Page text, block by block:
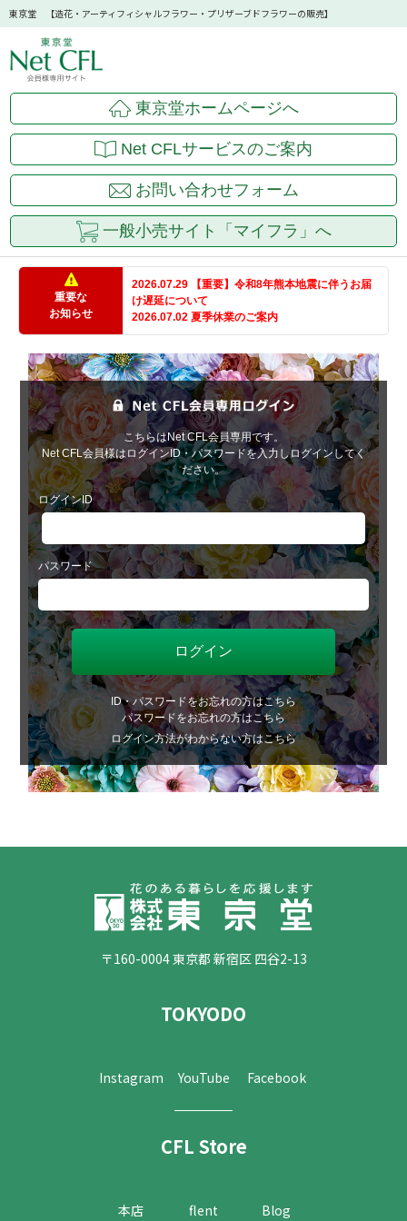
東京堂 【造花・アーティフィシャルフラワー・プリザーブドフラワーの販売】
東京堂ホームページへ
Net CFLサービスのご案内
お問い合わせフォーム
一般小売サイト「マイフラ」へ
重要な
お知らせ
2026.07.29 【重要】令和8年熊本地震に伴うお届
け遅延について
2026.07.02 夏季休業のご案内
こちらはNet CFL会員専用です。
Net CFL会員様はログインID・パスワードを入力しログインしてく
ださい。
ログインID
パスワード
ID・パスワードをお忘れの方はこちら
パスワードをお忘れの方はこちら
ログイン方法がわからない方はこちら
〒160-0004 東京都 新宿区 四谷2-13
TOKYODO
Instagram YouTube Facebook
CFL Store
本店 flent Blog